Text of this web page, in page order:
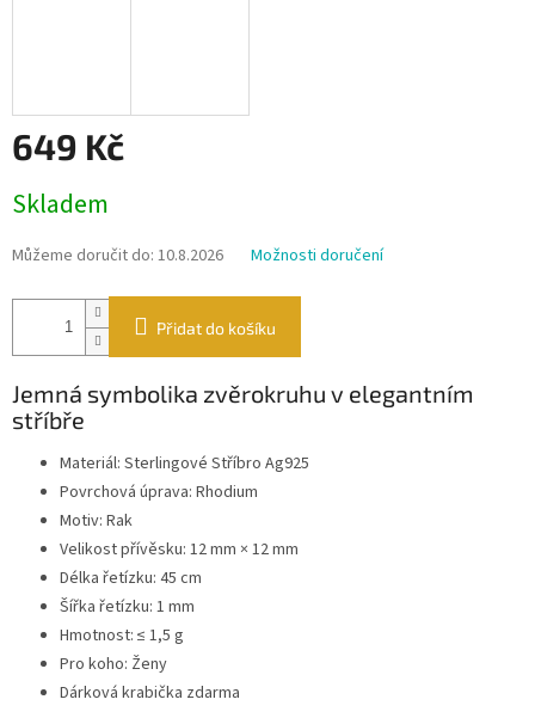
649 Kč
cena:
Skladem
Můžeme doručit do: 10.8.2026 Možnosti doručení
Přidat do košíku
Jemná symbolika zvěrokruhu v elegantním
stříbře
Materiál: Sterlingové Stříbro Ag925
Povrchová úprava: Rhodium
Motiv: Rak
Velikost přívěsku: 12 mm × 12 mm
Délka řetízku: 45 cm
Šířka řetízku: 1 mm
Hmotnost: ≤ 1,5 g
Pro koho: Ženy
Dárková krabička zdarma